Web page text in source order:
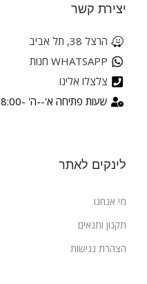
יצירת קשר
הרצל 38, תל אביב
WHATSAPP חנות
צלצלו אלינו
שעות פתיחה א'--ה' -09:00-18:00 ימי ו' 09:00-14:00
לינקים לאתר
מי אנחנו
תקנון ותנאים
הצהרת נגישות